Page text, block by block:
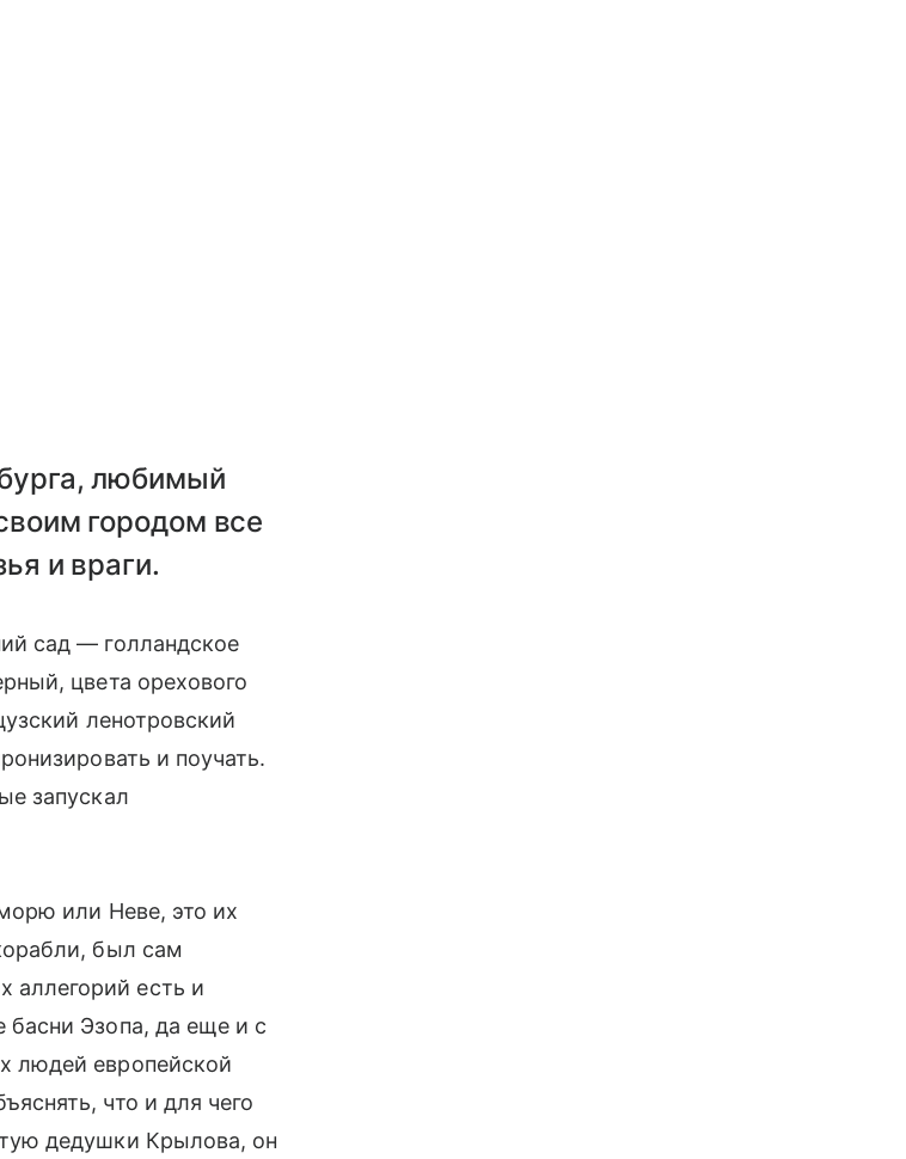
любимый
городом все
и враги.
сад — голландское
цвета орехового
ленотровский
и поучать.
запускал
или Неве, это их
был сам
есть и
Эзопа, да еще и с
людей европейской
что и для чего
дедушки Крылова, он